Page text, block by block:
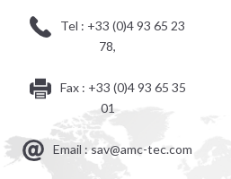
Tel : +33 (0)4 93 65 23
78,
Fax : +33 (0)4 93 65 35
01
Email : sav@amc-tec.com